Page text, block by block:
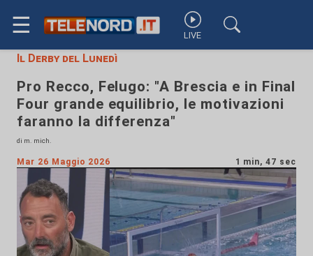
☰ LIVE
Il Derby del Lunedì
Pro Recco, Felugo: "A Brescia e in Final
Four grande equilibrio, le motivazioni
faranno la differenza"
di m. mich.
Mar 26 Maggio 2026 1 min, 47 sec